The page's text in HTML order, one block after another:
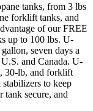
tanks, from 3 lbs
forklift tanks, and
of our FREE
up to 100 lbs. U-
seven days a
and Canada. U-
30-lb, and forklift
stabilizers to keep
secure, and